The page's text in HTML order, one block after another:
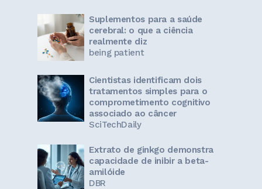
Suplementos para a saúde
cerebral: o que a ciência
realmente diz
being patient
Cientistas identificam dois
tratamentos simples para o
comprometimento cognitivo
associado ao câncer
SciTechDaily
Extrato de ginkgo demonstra
capacidade de inibir a beta-
amilóide
DBR